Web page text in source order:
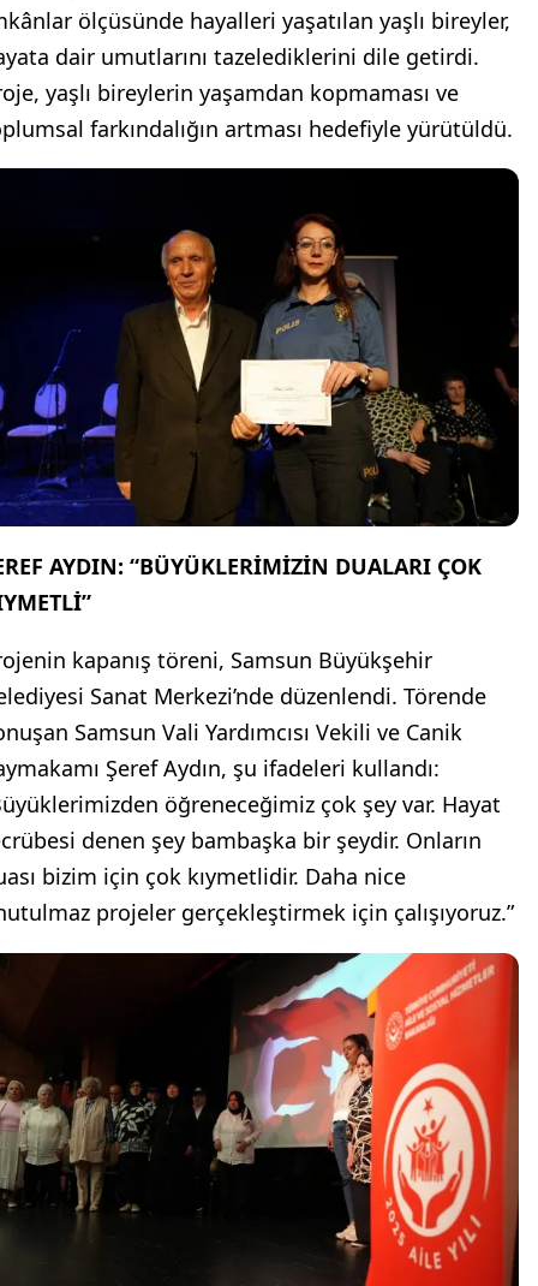
ölçüsünde hayalleri yaşatılan yaşlı bireyler,
dair umutlarını tazelediklerini dile getirdi.
yaşlı bireylerin yaşamdan kopmaması ve
farkındalığın artması hedefiyle yürütüldü.
AYDIN: “BÜYÜKLERİMİZİN DUALARI ÇOK
kapanış töreni, Samsun Büyükşehir
Sanat Merkezi’nde düzenlendi. Törende
Samsun Vali Yardımcısı Vekili ve Canik
Şeref Aydın, şu ifadeleri kullandı:
öğreneceğimiz çok şey var. Hayat
denen şey bambaşka bir şeydir. Onların
bizim için çok kıymetlidir. Daha nice
projeler gerçekleştirmek için çalışıyoruz.”